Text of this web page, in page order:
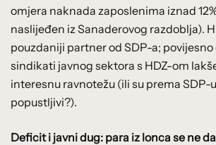
omjera naknada zaposlenima iznad
naslijeđen iz Sanaderovog razdoblja).
pouzdaniji partner od SDP-a; povijesno
sindikati javnog sektora s HDZ-om
interesnu ravnotežu (ili su prema SDP-
popustljivi?).
Deficit i javni dug: para iz lonca se ne